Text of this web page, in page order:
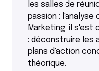
les salles de
passion : l'analyse
Marketing, il s'est
: déconstruire les
plans d'action
théorique.